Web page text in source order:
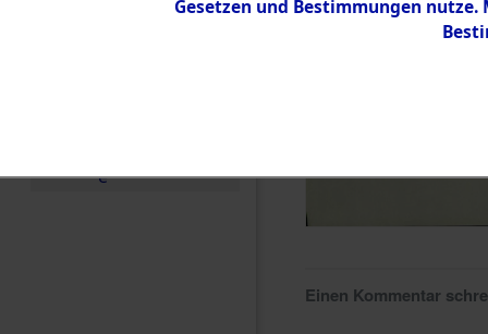
Todesmärsch
e
Einen Kommentar
Gesetzen und Bestimmungen